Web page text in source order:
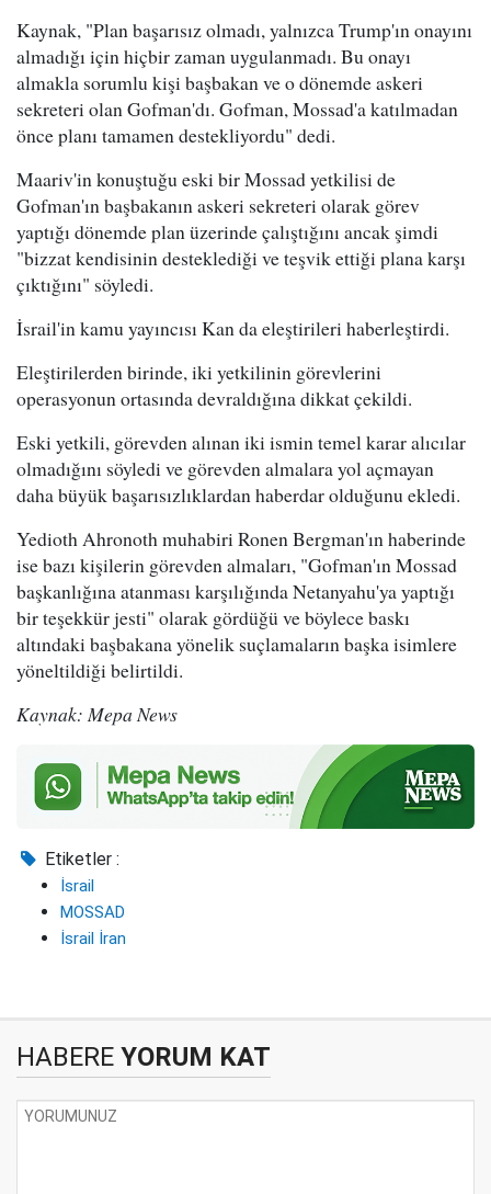
Kaynak, "Plan başarısız olmadı, yalnızca Trump'ın onayını
almadığı için hiçbir zaman uygulanmadı. Bu onayı
almakla sorumlu kişi başbakan ve o dönemde askeri
sekreteri olan Gofman'dı. Gofman, Mossad'a katılmadan
önce planı tamamen destekliyordu" dedi.
Maariv'in konuştuğu eski bir Mossad yetkilisi de
Gofman'ın başbakanın askeri sekreteri olarak görev
yaptığı dönemde plan üzerinde çalıştığını ancak şimdi
"bizzat kendisinin desteklediği ve teşvik ettiği plana karşı
çıktığını" söyledi.
İsrail'in kamu yayıncısı Kan da eleştirileri haberleştirdi.
Eleştirilerden birinde, iki yetkilinin görevlerini
operasyonun ortasında devraldığına dikkat çekildi.
Eski yetkili, görevden alınan iki ismin temel karar alıcılar
olmadığını söyledi ve görevden almalara yol açmayan
daha büyük başarısızlıklardan haberdar olduğunu ekledi.
Yedioth Ahronoth muhabiri Ronen Bergman'ın haberinde
ise bazı kişilerin görevden almaları, "Gofman'ın Mossad
başkanlığına atanması karşılığında Netanyahu'ya yaptığı
bir teşekkür jesti" olarak gördüğü ve böylece baskı
altındaki başbakana yönelik suçlamaların başka isimlere
yöneltildiği belirtildi.
Kaynak: Mepa News
Etiketler :
İsrail
MOSSAD
İsrail İran
HABERE YORUM KAT